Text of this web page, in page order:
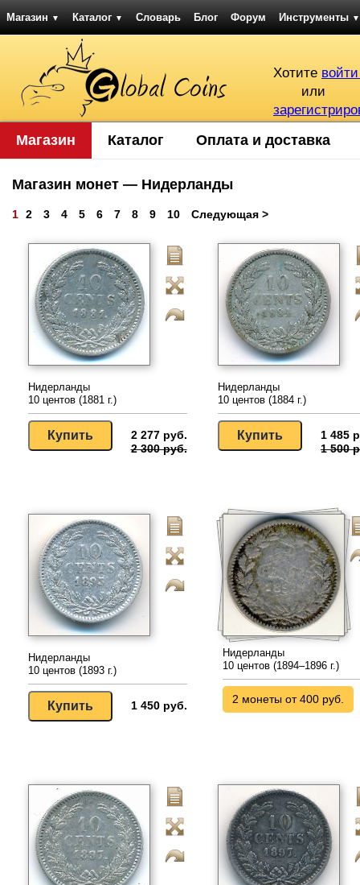
Магазин ▼ Каталог ▼ Словарь Блог Форум Инструменты ▼
Хотите
или
Магазин Каталог Оплата и доставка
Магазин монет — Нидерланды
1 2 3 4 5 6 7 8 9 10 Следующая >
Нидерланды
10 центов (1881 г.)
2 277 руб.
2 300 руб.
Нидерланды
10 центов (1884 г.)
1 485
1 500
Нидерланды
10 центов (1893 г.)
1 450 руб.
Нидерланды
10 центов (1894–1896 г.)
2 монеты от 400 руб.